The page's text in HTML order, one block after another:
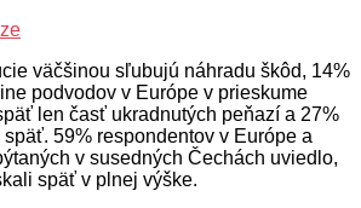
väčšinou sľubujú náhradu škôd, 14%
podvodov v Európe v prieskume
len časť ukradnutých peňazí a 27%
59% respondentov v Európe a
v susedných Čechách uviedlo,
späť v plnej výške.